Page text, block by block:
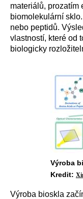
materiálů, prozatím
biomolekulární
nebo peptidů.
vlastností, které od
biologicky
Výroba
Kredit:
Výroba bioskla